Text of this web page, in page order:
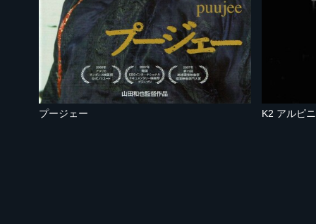
プージェー K2 アルピ